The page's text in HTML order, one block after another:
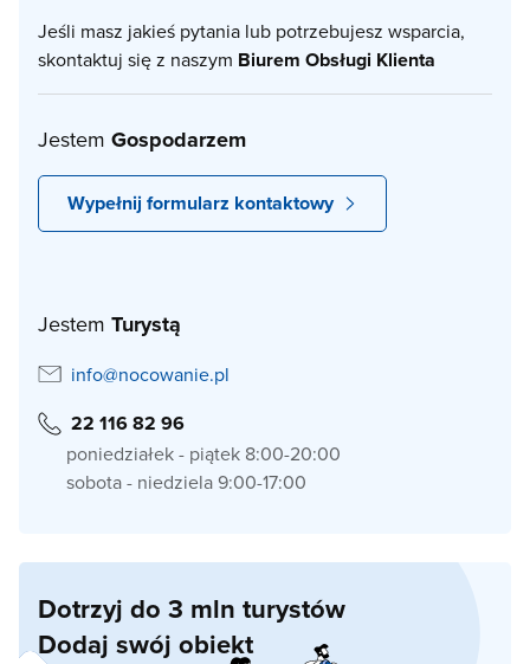
Jeśli masz jakieś pytania lub potrzebujesz wsparcia,
skontaktuj się z naszym Biurem Obsługi Klienta
Jestem Gospodarzem
Wypełnij formularz kontaktowy
Jestem Turystą
info@nocowanie.pl
22 116 82 96
poniedziałek - piątek 8:00-20:00
sobota - niedziela 9:00-17:00
Dotrzyj do 3 mln turystów
Dodaj swój obiekt